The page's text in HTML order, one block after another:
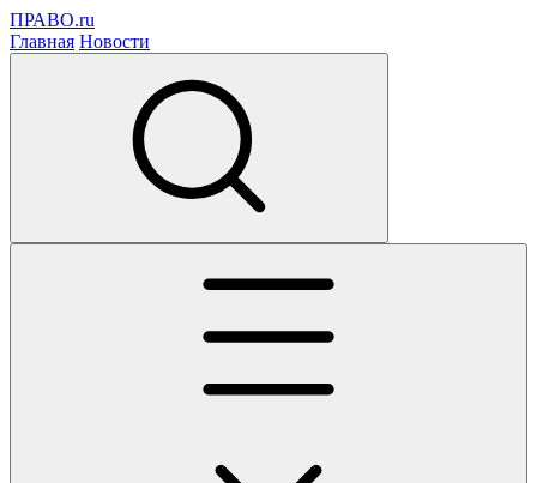
ПРАВО.ru
Главная Новости